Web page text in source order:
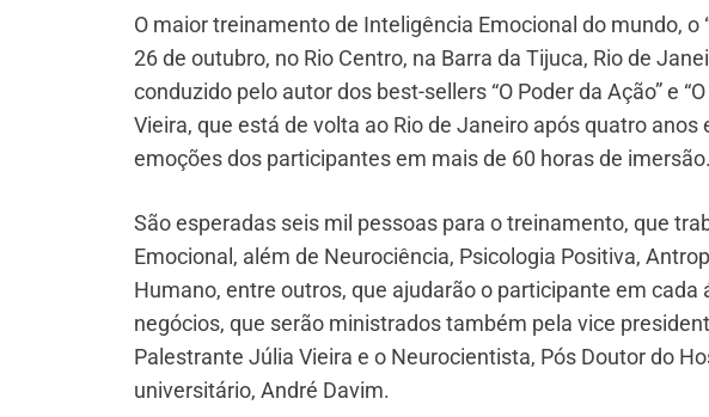
O maior treinamento de Inteligência Emocional do mundo, o
26 de outubro, no Rio Centro, na Barra da Tijuca, Rio de
conduzido pelo autor dos best-sellers “O Poder da Ação” e
Vieira, que está de volta ao Rio de Janeiro após quatro
emoções dos participantes em mais de 60 horas de imersão.
São esperadas seis mil pessoas para o treinamento, que
Emocional, além de Neurociência, Psicologia Positiva,
Humano, entre outros, que ajudarão o participante em cada
negócios, que serão ministrados também pela vice
Palestrante Júlia Vieira e o Neurocientista, Pós Doutor do
universitário, André Davim.